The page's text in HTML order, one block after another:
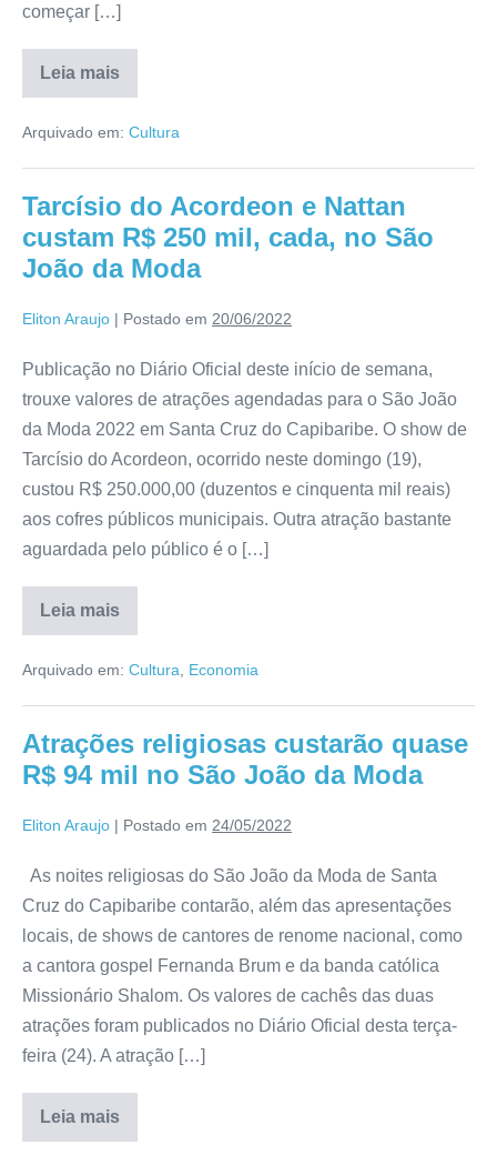
começar […]
Leia mais
Arquivado em: Cultura
Tarcísio do Acordeon e Nattan
custam R$ 250 mil, cada, no São
João da Moda
Eliton Araujo | Postado em 20/06/2022
Publicação no Diário Oficial deste início de semana,
trouxe valores de atrações agendadas para o São João
da Moda 2022 em Santa Cruz do Capibaribe. O show de
Tarcísio do Acordeon, ocorrido neste domingo (19),
custou R$ 250.000,00 (duzentos e cinquenta mil reais)
aos cofres públicos municipais. Outra atração bastante
aguardada pelo público é o […]
Leia mais
Arquivado em: Cultura Economia
Atrações religiosas custarão quase
R$ 94 mil no São João da Moda
Eliton Araujo | Postado em 24/05/2022
As noites religiosas do São João da Moda de Santa
Cruz do Capibaribe contarão, além das apresentações
locais, de shows de cantores de renome nacional, como
a cantora gospel Fernanda Brum e da banda católica
Missionário Shalom. Os valores de cachês das duas
atrações foram publicados no Diário Oficial desta terça-
feira (24). A atração […]
Leia mais